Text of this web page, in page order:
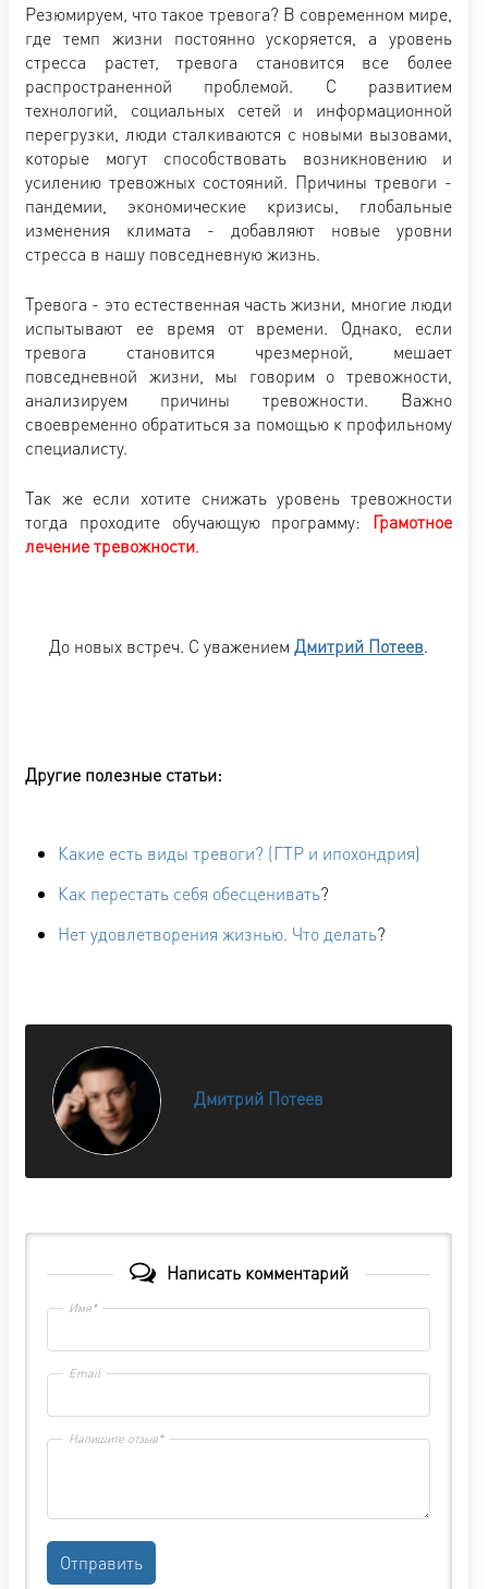
Резюмируем, что такое тревога? В современном мире,
где темп жизни постоянно ускоряется, а уровень
стресса растет, тревога становится все более
распространенной проблемой. С развитием
технологий, социальных сетей и информационной
перегрузки, люди сталкиваются с новыми вызовами,
которые могут способствовать возникновению и
усилению тревожных состояний. Причины тревоги -
пандемии, экономические кризисы, глобальные
изменения климата - добавляют новые уровни
стресса в нашу повседневную жизнь.
Тревога - это естественная часть жизни, многие люди
испытывают ее время от времени. Однако, если
тревога становится чрезмерной, мешает
повседневной жизни, мы говорим о тревожности,
анализируем причины тревожности. Важно
своевременно обратиться за помощью к профильному
специалисту.
Так же если хотите снижать уровень тревожности
тогда проходите обучающую программу: Грамотное
лечение тревожности.
До новых встреч. С уважением Дмитрий Потеев.
Другие полезные статьи:
Какие есть виды тревоги? (ГТР и ипохондрия)
Как перестать себя обесценивать?
Нет удовлетворения жизнью. Что делать?
Дмитрий Потеев
Написать комментарий
Имя*
Email
Напишите отзыв*
Отправить